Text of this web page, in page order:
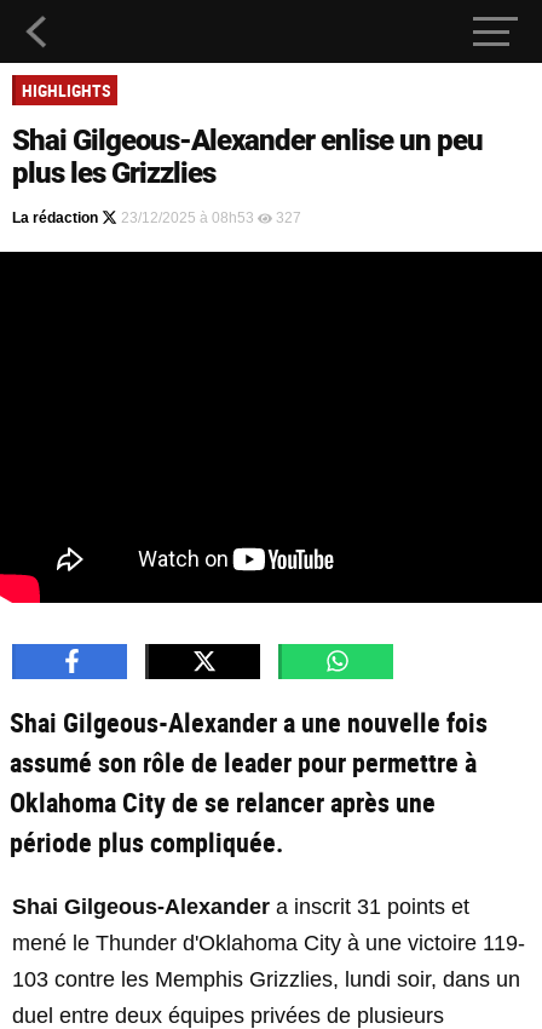
HIGHLIGHTS
Shai Gilgeous-Alexander enlise un peu
plus les Grizzlies
La rédaction 23/12/2025 à 08h53 327
Shai Gilgeous-Alexander a une nouvelle fois
assumé son rôle de leader pour permettre à
Oklahoma City de se relancer après une
période plus compliquée.
Shai Gilgeous-Alexander a inscrit 31 points et
mené le Thunder d'Oklahoma City à une victoire 119-
103 contre les Memphis Grizzlies, lundi soir, dans un
duel entre deux équipes privées de plusieurs